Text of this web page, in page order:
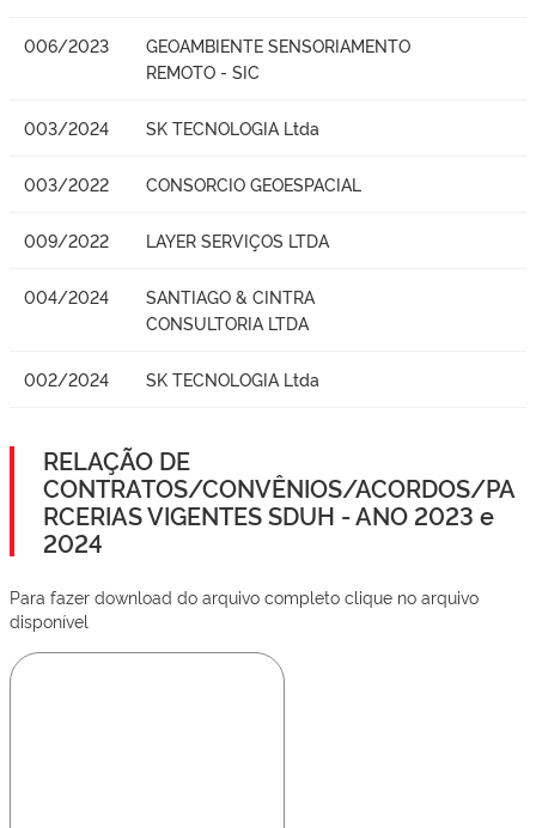
006/2023
GEOAMBIENTE SENSORIAMENTO
REMOTO - SIC
003/2024 SK TECNOLOGIA Ltda
003/2022 CONSORCIO GEOESPACIAL
009/2022 LAYER SERVIÇOS LTDA
004/2024
SANTIAGO & CINTRA
CONSULTORIA LTDA
002/2024 SK TECNOLOGIA Ltda
RELAÇÃO DE
CONTRATOS/CONVÊNIOS/ACORDOS/PA
RCERIAS VIGENTES SDUH - ANO 2023 e
2024
Para fazer download do arquivo completo clique no arquivo
disponível